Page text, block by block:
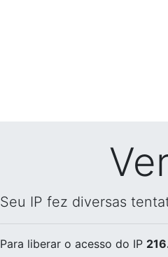
Seu IP fez diversas
Para liberar o acesso do IP